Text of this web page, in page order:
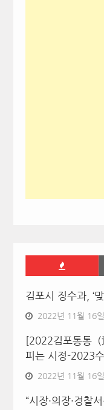
김포시 징수과, ‘
2022년 11월 16일
[2022김포통통
피는 시정-2023
2022년 11월 16일
“시장·의장·경찰